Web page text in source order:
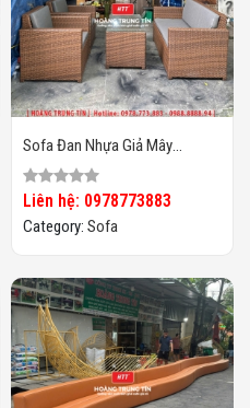
Sofa Đan Nhựa Giả Mây
HTT097
Liên hệ: 0978773883
Category: Sofa